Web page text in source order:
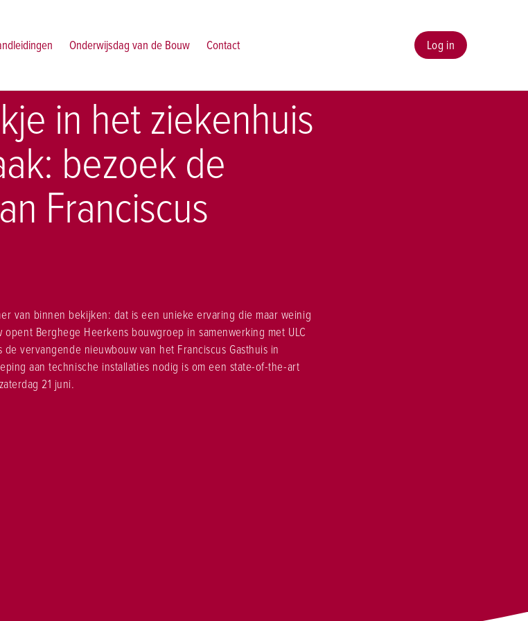
Onderwijsdag van de Bouw Contact Log in
van franciscus gasthuis
in het ziekenhuis
bezoek de
Franciscus
van binnen bekijken: dat is een unieke ervaring die maar weinig
Berghege Heerkens bouwgroep in samenwerking met ULC
vervangende nieuwbouw van het Franciscus Gasthuis in
aan technische installaties nodig is om een state-of-the-art
21 juni.